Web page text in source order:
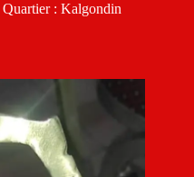
Quartier : Kalgondin